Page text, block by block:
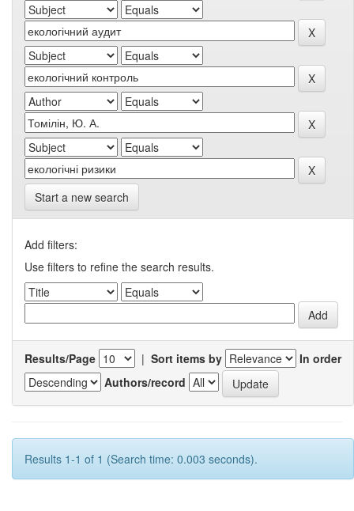
Start a new search
Add filters:
Use filters to refine the search results.
Results/Page | Sort items by
In order
Authors/record
Results 1-1 of 1 (Search time: 0.003 seconds).